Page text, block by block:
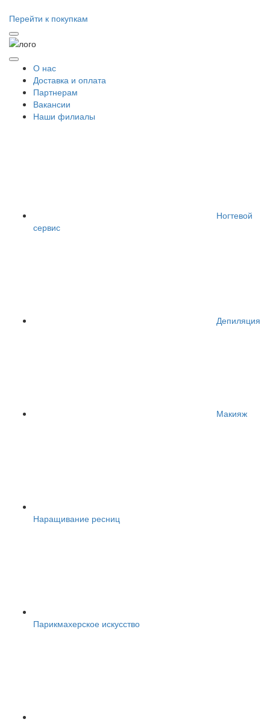
Перейти к покупкам
О нас
Доставка и оплата
Партнерам
Вакансии
Наши филиалы
Ногтевой
сервис
Депиляция
Макияж
Наращивание ресниц
Парикмахерское искусство